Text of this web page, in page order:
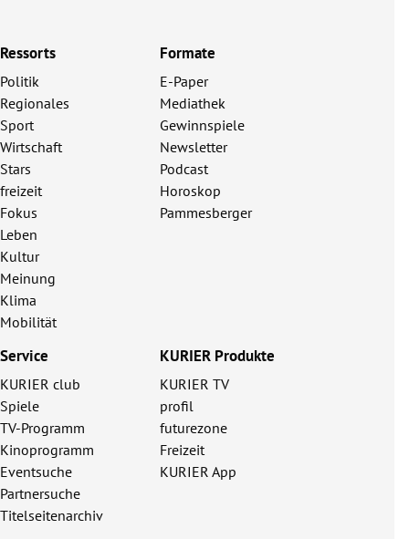
Ressorts
Politik
Regionales
Sport
Wirtschaft
Stars
freizeit
Fokus
Leben
Kultur
Meinung
Klima
Mobilität
Formate
E-Paper
Mediathek
Gewinnspiele
Newsletter
Podcast
Horoskop
Pammesberger
Service
KURIER club
Spiele
TV-Programm
Kinoprogramm
Eventsuche
Partnersuche
Titelseitenarchiv
KURIER Produkte
KURIER TV
profil
futurezone
Freizeit
KURIER App